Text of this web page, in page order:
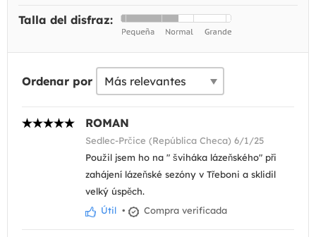
Talla del disfraz:
Ordenar por
ROMAN
Sedlec-Prčice (República Checa) 6/1/25
Použil jsem ho na " šviháka lázeňského" při
zahájení lázeňské sezóny v Třeboni a sklidil
velký úspěch.
Útil • Compra verificada